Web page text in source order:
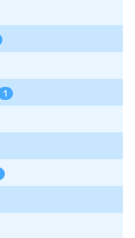
1